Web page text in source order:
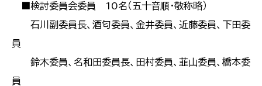
■検討委員会委員 10名（五十音順・敬称略）
石川副委員長、酒匂委員、金井委員、近藤委員、下田委
員
鈴木委員、名和田委員長、田村委員、韮山委員、橋本委
員